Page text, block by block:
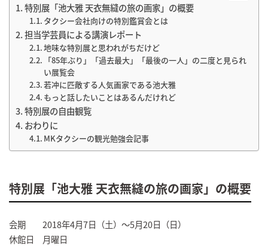
特別展「池大雅 天衣無縫の旅の画家」の概要
タクシー会社向けの特別鑑賞会とは
担当学芸員による講演レポート
地味な特別展と思われがちだけど
「85年ぶり」「過去最大」「最後の一人」の二度と見られな
い展覧会
若冲に匹敵する人気画家である池大雅
もっと話したいことはあるんだけれど
特別展の自由観覧
おわりに
MKタクシーの観光勉強会記事
特別展「池大雅 天衣無縫の旅の画家」の概要
会期 2018年4月7日（土）～5月20日（日）
休館日 月曜日